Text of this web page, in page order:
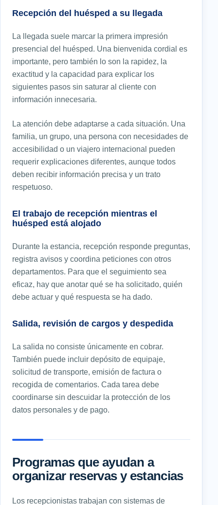
Recepción del huésped a su llegada
La llegada suele marcar la primera impresión
presencial del huésped. Una bienvenida cordial es
importante, pero también lo son la rapidez, la
exactitud y la capacidad para explicar los
siguientes pasos sin saturar al cliente con
información innecesaria.
La atención debe adaptarse a cada situación. Una
familia, un grupo, una persona con necesidades de
accesibilidad o un viajero internacional pueden
requerir explicaciones diferentes, aunque todos
deben recibir información precisa y un trato
respetuoso.
El trabajo de recepción mientras el
huésped está alojado
Durante la estancia, recepción responde preguntas,
registra avisos y coordina peticiones con otros
departamentos. Para que el seguimiento sea
eficaz, hay que anotar qué se ha solicitado, quién
debe actuar y qué respuesta se ha dado.
Salida, revisión de cargos y despedida
La salida no consiste únicamente en cobrar.
También puede incluir depósito de equipaje,
solicitud de transporte, emisión de factura o
recogida de comentarios. Cada tarea debe
coordinarse sin descuidar la protección de los
datos personales y de pago.
Programas que ayudan a
organizar reservas y estancias
Los recepcionistas trabajan con sistemas de